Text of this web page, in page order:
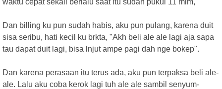
waktu cepat sekali berlalu saat itu sudah pukul 11 mlm,
Dan billing ku pun sudah habis, aku pun pulang, karena duit
sisa seribu, hati kecil ku brkta, "Akh beli ale ale lagi aja sapa
tau dapat duit lagi, bisa lnjut ampe pagi dah nge bokep".
Dan karena perasaan itu terus ada, aku pun terpaksa beli ale-
ale. Lalu aku coba kerok lagi tuh ale ale sambil senyum-